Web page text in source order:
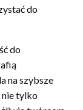
do
do
na szybsze
nie tylko